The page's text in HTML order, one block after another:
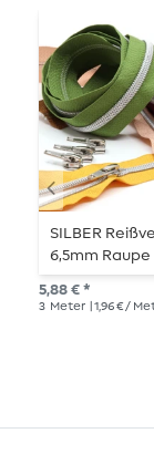
SILBER
6,5mm Raupe
Länge -
5,88 € *
3 Meter | 1,96 € /